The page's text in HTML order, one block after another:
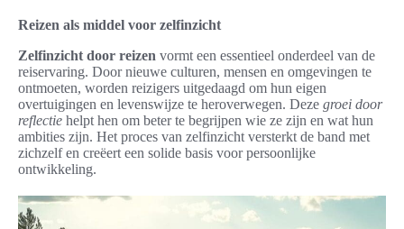
Reizen als middel voor zelfinzicht
Zelfinzicht door reizen vormt een essentieel onderdeel van de
reiservaring. Door nieuwe culturen, mensen en omgevingen te
ontmoeten, worden reizigers uitgedaagd om hun eigen
overtuigingen en levenswijze te heroverwegen. Deze groei door
reflectie helpt hen om beter te begrijpen wie ze zijn en wat hun
ambities zijn. Het proces van zelfinzicht versterkt de band met
zichzelf en creëert een solide basis voor persoonlijke
ontwikkeling.